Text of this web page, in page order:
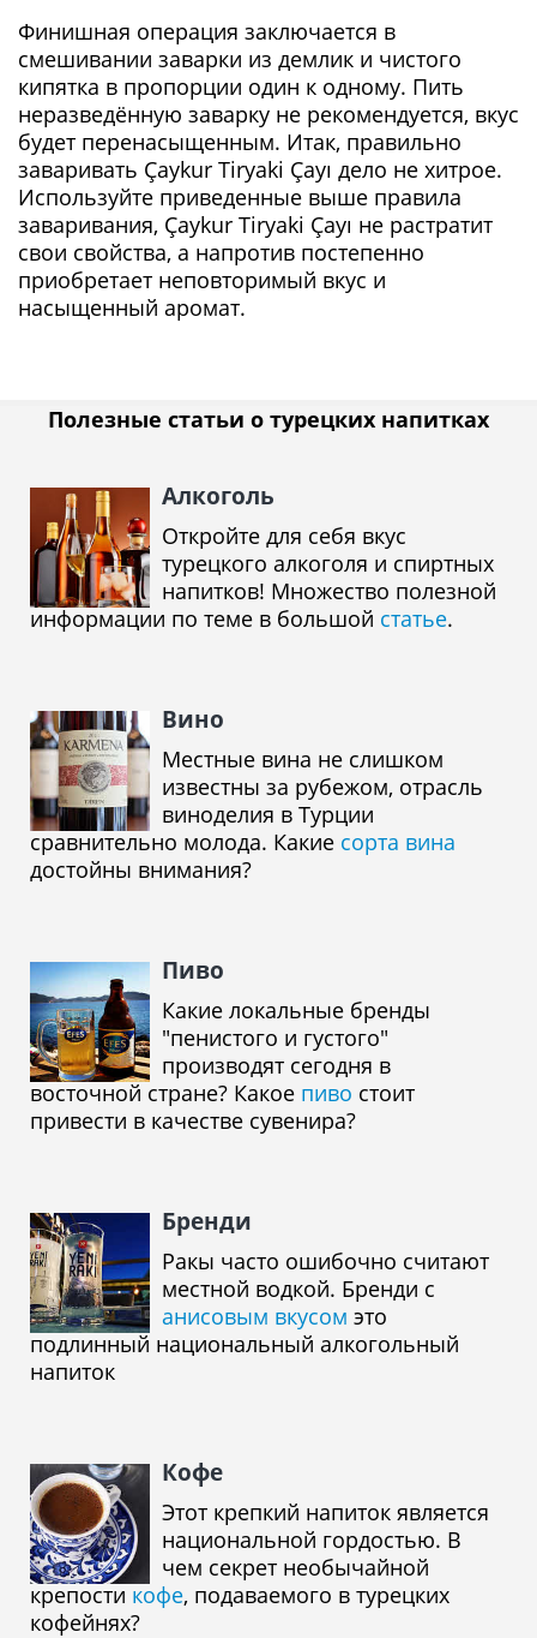
Финишная операция заключается в
смешивании заварки из демлик и чистого
кипятка в пропорции один к одному. Пить
неразведённую заварку не рекомендуется, вкус
будет перенасыщенным. Итак, правильно
заваривать Çaykur Tiryaki Çayı дело не хитрое.
Используйте приведенные выше правила
заваривания, Çaykur Tiryaki Çayı не растратит
свои свойства, а напротив постепенно
приобретает неповторимый вкус и
насыщенный аромат.
Полезные статьи о турецких напитках
Алкоголь
Откройте для себя вкус
турецкого алкоголя и спиртных
напитков! Множество полезной
информации по теме в большой статье.
Вино
Местные вина не слишком
известны за рубежом, отрасль
виноделия в Турции
сравнительно молода. Какие сорта вина
достойны внимания?
Пиво
Какие локальные бренды
"пенистого и густого"
производят сегодня в
восточной стране? Какое пиво стоит
привести в качестве сувенира?
Бренди
Ракы часто ошибочно считают
местной водкой. Бренди с
анисовым вкусом это
подлинный национальный алкогольный
напиток
Кофе
Этот крепкий напиток является
национальной гордостью. В
чем секрет необычайной
крепости кофе, подаваемого в турецких
кофейнях?